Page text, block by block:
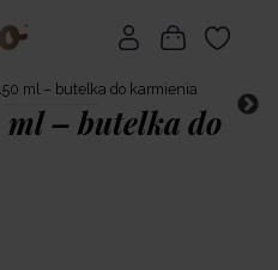
ml – butelka do karmienia
ml – butelka do